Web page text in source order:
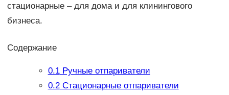
стационарные – для дома и для клинингового
бизнеса.
Содержание
0.1Ручные отпариватели
0.2Стационарные отпариватели